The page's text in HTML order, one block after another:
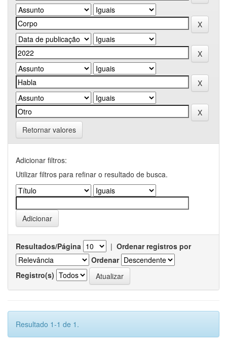
Retornar valores
Adicionar filtros:
Utilizar filtros para refinar o resultado de busca.
Resultados/Página | Ordenar registros por
Ordenar
Registro(s)
Resultado 1-1 de 1.